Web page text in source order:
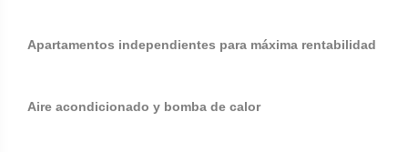
Apartamentos independientes para máxima rentabilidad
Aire acondicionado y bomba de calor